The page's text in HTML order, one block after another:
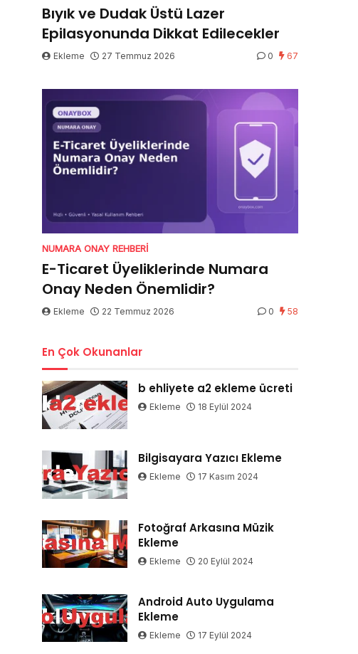
Bıyık ve Dudak Üstü Lazer
Epilasyonunda Dikkat Edilecekler
Ekleme 27 Temmuz 2026 0 67
NUMARA ONAY REHBERI
E-Ticaret Üyeliklerinde Numara
Onay Neden Önemlidir?
Ekleme 22 Temmuz 2026 0 58
En Çok Okunanlar
b ehliyete a2 ekleme ücreti
Ekleme 18 Eylül 2024
Bilgisayara Yazıcı Ekleme
Ekleme 17 Kasım 2024
Fotoğraf Arkasına Müzik
Ekleme
Ekleme 20 Eylül 2024
Android Auto Uygulama
Ekleme
Ekleme 17 Eylül 2024